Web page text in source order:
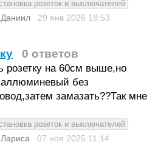
розеток и выключателей
Даниил 29 янв 2026 18:53
0 ответов
розетку на 60см выше,но
аллюминевый без
замазать??Так мне
розеток и выключателей
Лариса 07 ноя 2025 11:14